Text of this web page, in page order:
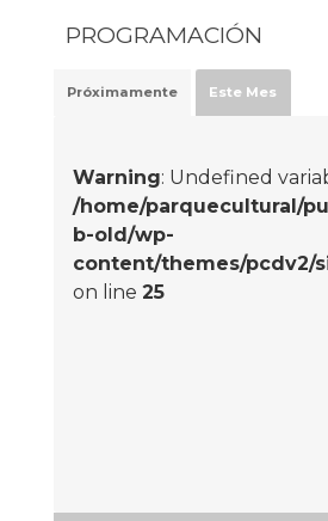
PROGRAMACIÓN
Próximamente Este Mes
Warning: Undefined
/home/parquecultural/
b-old/wp-
content/themes/pcdv2/
on line 25